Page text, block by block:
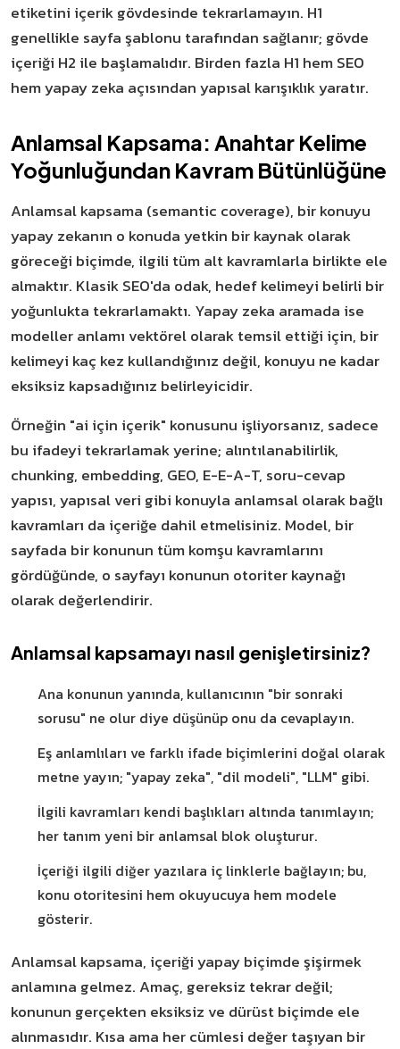
etiketini içerik gövdesinde tekrarlamayın. H1
genellikle sayfa şablonu tarafından sağlanır; gövde
içeriği H2 ile başlamalıdır. Birden fazla H1 hem SEO
hem yapay zeka açısından yapısal karışıklık yaratır.
Anlamsal Kapsama: Anahtar Kelime
Yoğunluğundan Kavram Bütünlüğüne
Anlamsal kapsama (semantic coverage), bir konuyu
yapay zekanın o konuda yetkin bir kaynak olarak
göreceği biçimde, ilgili tüm alt kavramlarla birlikte ele
almaktır. Klasik SEO'da odak, hedef kelimeyi belirli bir
yoğunlukta tekrarlamaktı. Yapay zeka aramada ise
modeller anlamı vektörel olarak temsil ettiği için, bir
kelimeyi kaç kez kullandığınız değil, konuyu ne kadar
eksiksiz kapsadığınız belirleyicidir.
Örneğin "ai için içerik" konusunu işliyorsanız, sadece
bu ifadeyi tekrarlamak yerine; alıntılanabilirlik,
chunking, embedding, GEO, E-E-A-T, soru-cevap
yapısı, yapısal veri gibi konuyla anlamsal olarak bağlı
kavramları da içeriğe dahil etmelisiniz. Model, bir
sayfada bir konunun tüm komşu kavramlarını
gördüğünde, o sayfayı konunun otoriter kaynağı
olarak değerlendirir.
Anlamsal kapsamayı nasıl genişletirsiniz?
Ana konunun yanında, kullanıcının "bir sonraki
sorusu" ne olur diye düşünüp onu da cevaplayın.
Eş anlamlıları ve farklı ifade biçimlerini doğal olarak
metne yayın; "yapay zeka", "dil modeli", "LLM" gibi.
İlgili kavramları kendi başlıkları altında tanımlayın;
her tanım yeni bir anlamsal blok oluşturur.
İçeriği ilgili diğer yazılara iç linklerle bağlayın; bu,
konu otoritesini hem okuyucuya hem modele
gösterir.
Anlamsal kapsama, içeriği yapay biçimde şişirmek
anlamına gelmez. Amaç, gereksiz tekrar değil;
konunun gerçekten eksiksiz ve dürüst biçimde ele
alınmasıdır. Kısa ama her cümlesi değer taşıyan bir